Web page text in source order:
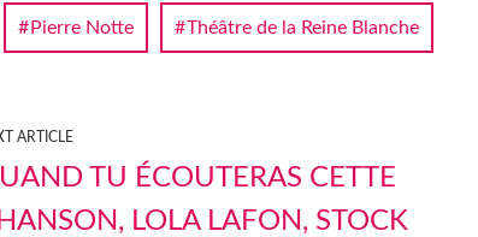
Pierre Notte Théâtre de la Reine Blanche
ARTICLE
TU ÉCOUTERAS CETTE
LOLA LAFON, STOCK